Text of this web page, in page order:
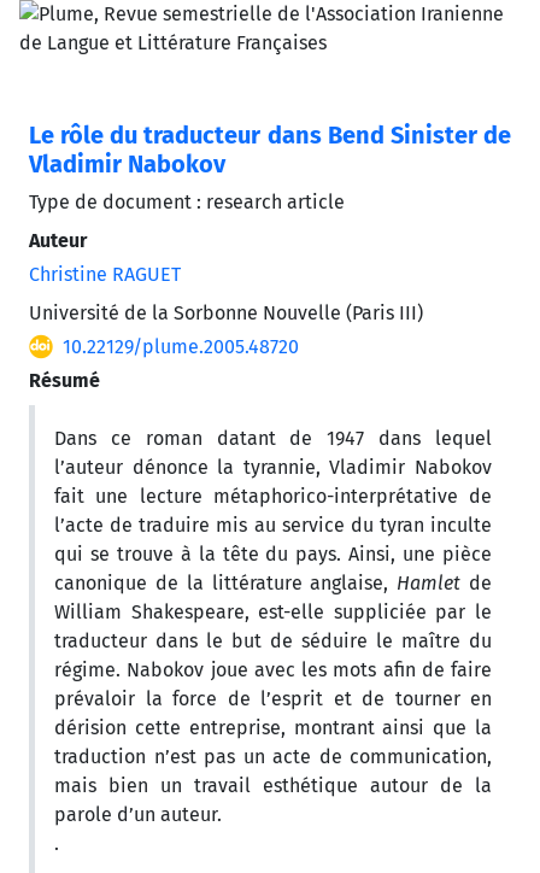
Le rôle du traducteur dans Bend Sinister de
Vladimir Nabokov
Type de document : research article
Auteur
Christine RAGUET
Université de la Sorbonne Nouvelle (Paris III)
10.22129/plume.2005.48720
Résumé
Dans ce roman datant de 1947 dans lequel
l’auteur dénonce la tyrannie, Vladimir Nabokov
fait une lecture métaphorico-interprétative de
l’acte de traduire mis au service du tyran inculte
qui se trouve à la tête du pays. Ainsi, une pièce
canonique de la littérature anglaise, Hamlet de
William Shakespeare, est-elle suppliciée par le
traducteur dans le but de séduire le maître du
régime. Nabokov joue avec les mots afin de faire
prévaloir la force de l’esprit et de tourner en
dérision cette entreprise, montrant ainsi que la
traduction n’est pas un acte de communication,
mais bien un travail esthétique autour de la
parole d’un auteur.
.